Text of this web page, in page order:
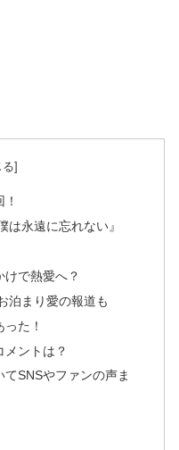
は永遠に忘れない』
で熱愛へ？
泊まり愛の報道も
た！
ントは？
SNSやファンの声ま